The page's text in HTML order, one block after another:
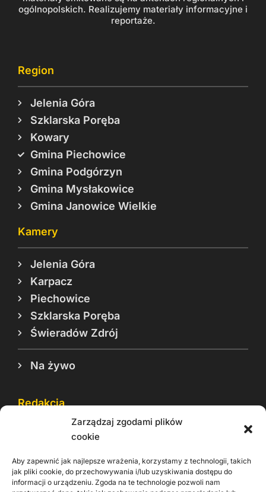
Zarządzaj zgodami plików
cookie
Aby zapewnić jak najlepsze wrażenia, korzystamy z technologii, takich
jak pliki cookie, do przechowywania i/lub uzyskiwania dostępu do
informacji o urządzeniu. Zgoda na te technologie pozwoli nam
ogólnopolskich. Realizujemy materiały informacyjne i
reportaże.
Region
Jelenia Góra
Szklarska Poręba
Kowary
Gmina Piechowice
Gmina Podgórzyn
Gmina Mysłakowice
Gmina Janowice Wielkie
Kamery
Jelenia Góra
Karpacz
Piechowice
Szklarska Poręba
Świeradów Zdrój
Na żywo
Redakcja
Reklama
Rodo
Kontakt